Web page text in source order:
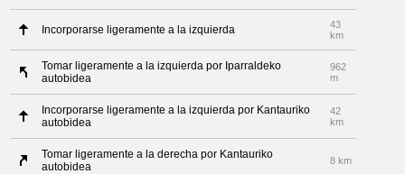
Incorporarse ligeramente a la izquierda
43
km
Tomar ligeramente a la izquierda por Iparraldeko
autobidea
962
m
Incorporarse ligeramente a la izquierda por Kantauriko
autobidea
42
km
Tomar ligeramente a la derecha por Kantauriko
autobidea
8 km